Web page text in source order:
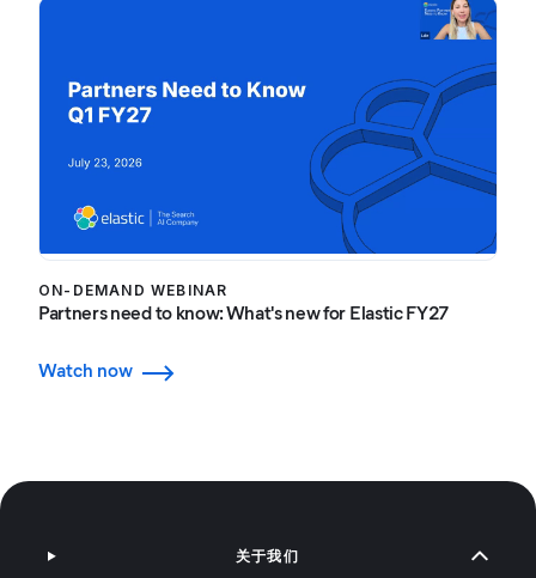
ON-DEMAND WEBINAR
Partners need to know: What's new for Elastic FY27
Watch now
关于我们